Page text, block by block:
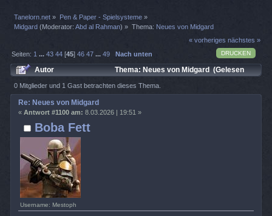
Tanelorn.net » Pen & Paper - Spielsysteme»
Midgard (Moderator:Abd al Rahman) » Thema: Neues von Midgard
« vorheriges nächstes »
DRUCKEN
Seiten: 1 ...43 44 [45]46 47 ...49 Nach unten
Autor
Thema: Neues von Midgard (Gelesen
246613 mal)
0 Mitglieder und 1 Gast betrachten dieses Thema.
Boba Fett
Username: Mestoph
Re: Neues von Midgard
« Antwort #1100 am: 8.03.2026 | 19:51 »